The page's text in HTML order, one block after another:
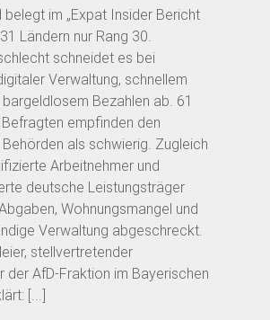
belegt im „Expat Insider Bericht
Ländern nur Rang 30.
schneidet es bei
Verwaltung, schnellem
Bezahlen ab. 61
empfinden den
als schwierig. Zugleich
Arbeitnehmer und
deutsche Leistungsträger
Wohnungsmangel und
Verwaltung abgeschreckt.
stellvertretender
der AfD-Fraktion im Bayerischen
[...]